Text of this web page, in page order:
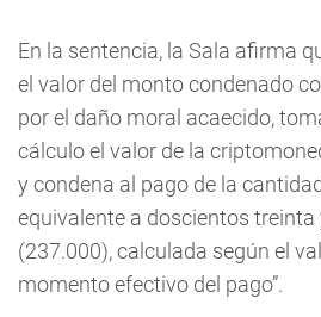
En la sentencia, la Sala afirma
el valor del monto condenado
por el daño moral acaecido,
cálculo el valor de la
y condena al pago de la
equivalente a doscientos treinta
(237.000), calculada según el
momento efectivo del pago”.